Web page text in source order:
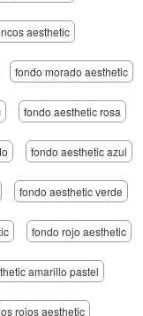
aesthetic
fondo morado aesthetic
fondo aesthetic rosa
fondo aesthetic azul
fondo aesthetic verde
fondo rojo aesthetic
amarillo pastel
rojos aesthetic